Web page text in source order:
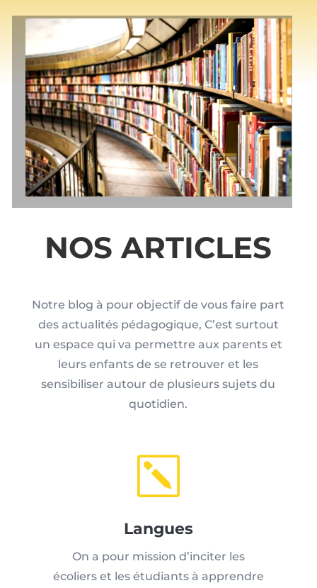
NOS ARTICLES
Notre blog à pour objectif de vous faire part
des actualités pédagogique, C’est surtout
un espace qui va permettre aux parents et
leurs enfants de se retrouver et les
sensibiliser autour de plusieurs sujets du
quotidien.
k
Langues
On a pour mission d’inciter les
écoliers et les étudiants à apprendre